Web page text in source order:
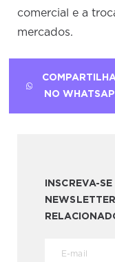
comercial e a
mercados.
NO
INSCREVA-